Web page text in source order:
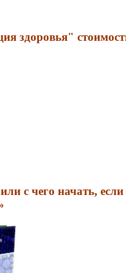
здоровья"
с чего начать,